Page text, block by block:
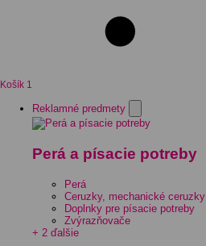
Košík 1
Reklamné predmety
Perá a písacie potreby
Perá
Ceruzky, mechanické ceruzky
Doplnky pre písacie potreby
Zvýrazňovače
+ 2 ďalšie